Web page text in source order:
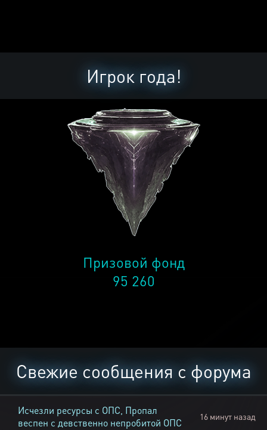
Игрок года!
Призовой фонд
95 260
Свежие сообщения с форума
Исчезли ресурсы с ОПС, Пропал
веспен с девственно непробитой ОПС
16 минут назад